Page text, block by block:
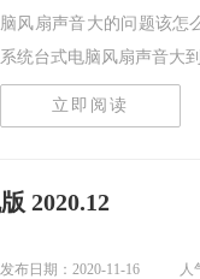
脑风扇声音大的问题该怎
系统台式电脑风扇声音大
立即阅读
2020.12
发布日期：2020-11-16 人